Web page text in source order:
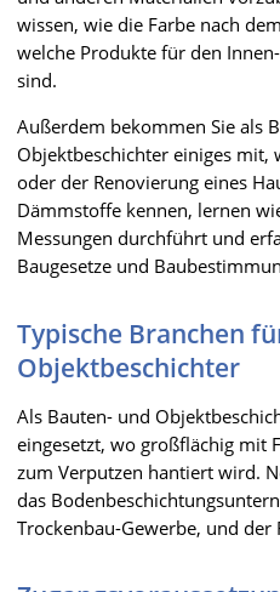
wissen, wie die Farbe nach
welche Produkte für den
sind.
Außerdem bekommen Sie als
Objektbeschichter einiges mit,
oder der Renovierung eines
Dämmstoffe kennen, lernen
Messungen durchführt und
Baugesetze und
Typische Branchen
Objektbeschichter
Als Bauten- und
eingesetzt, wo großflächig mit
zum Verputzen hantiert wird.
das
Trockenbau-Gewerbe, und der